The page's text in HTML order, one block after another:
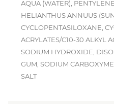
AQUA (WATER),
HELIANTHUS ANNUUS
CYCLOPENTASILOXANE,
ACRYLATES/C10-30 ALKYL
SODIUM HYDROXIDE,
GUM, SODIUM
SALT